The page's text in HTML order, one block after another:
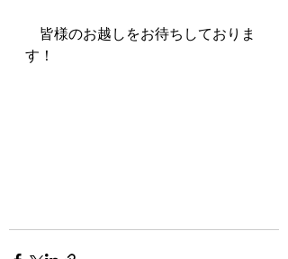
皆様のお越しをお待ちしておりま
す！